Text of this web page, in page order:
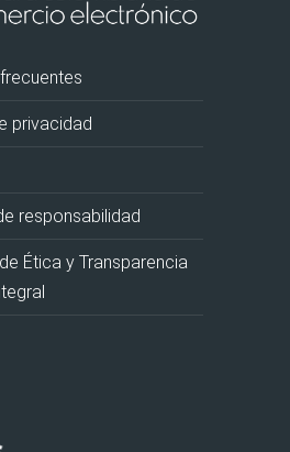
privacidad
responsabilidad
Ética y Transparencia